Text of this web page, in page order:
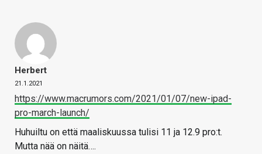
Herbert
21.1.2021
https://www.macrumors.com/2021/01/07/new-ipad-
pro-march-launch/
Huhuiltu on että maaliskuussa tulisi 11 ja 12.9 pro:t.
Mutta nää on näitä….